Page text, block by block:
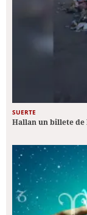
SUERTE
Hallan un billete